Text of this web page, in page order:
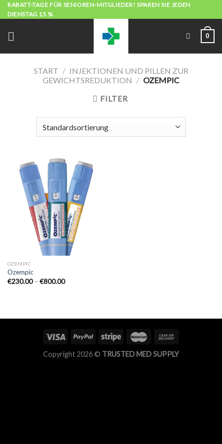
Zum
Inhalt
springen
RABATT-TAGE FÜR SENIOREN-MITGLIEDER! SPAREN SIE JEDEN
DIENSTAG 15 %
0
START / INJEKTIONEN UND PILLEN ZUR
GEWICHTSREDUKTION / OZEMPIC
FILTER
OZEMPIC
Ozempic
€230.00 – €800.00Preisspanne:
Copyright 2026 © TRUSTED MED SUPPLY